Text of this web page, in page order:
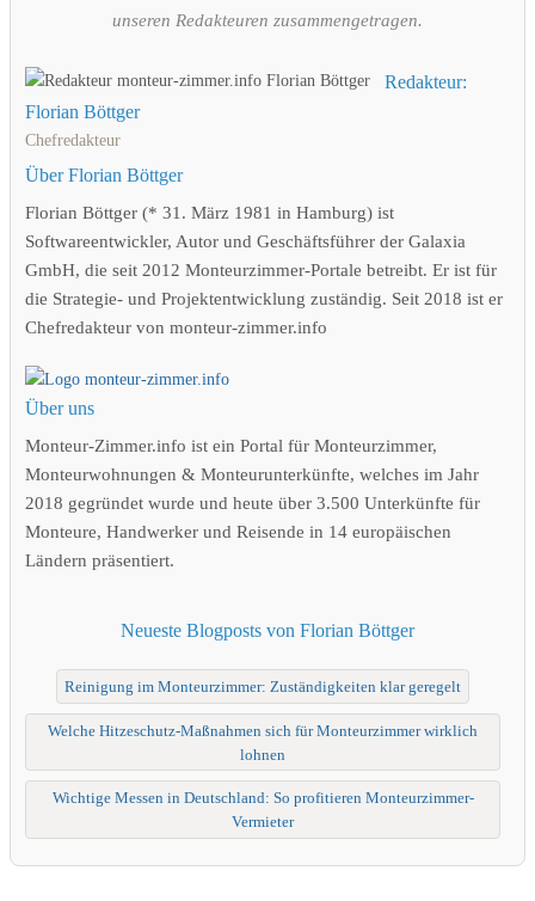
unseren Redakteuren zusammengetragen.
Redakteur:
Florian Böttger
Chefredakteur
Über Florian Böttger
Florian Böttger (* 31. März 1981 in Hamburg) ist
Softwareentwickler, Autor und Geschäftsführer der Galaxia
GmbH, die seit 2012 Monteurzimmer-Portale betreibt. Er ist für
die Strategie- und Projektentwicklung zuständig. Seit 2018 ist er
Chefredakteur von monteur-zimmer.info
Über uns
Monteur-Zimmer.info ist ein Portal für Monteurzimmer,
Monteurwohnungen & Monteurunterkünfte, welches im Jahr
2018 gegründet wurde und heute über 3.500 Unterkünfte für
Monteure, Handwerker und Reisende in 14 europäischen
Ländern präsentiert.
Neueste Blogposts von Florian Böttger
Reinigung im Monteurzimmer: Zuständigkeiten klar geregelt
Welche Hitzeschutz-Maßnahmen sich für Monteurzimmer wirklich
lohnen
Wichtige Messen in Deutschland: So profitieren Monteurzimmer-
Vermieter